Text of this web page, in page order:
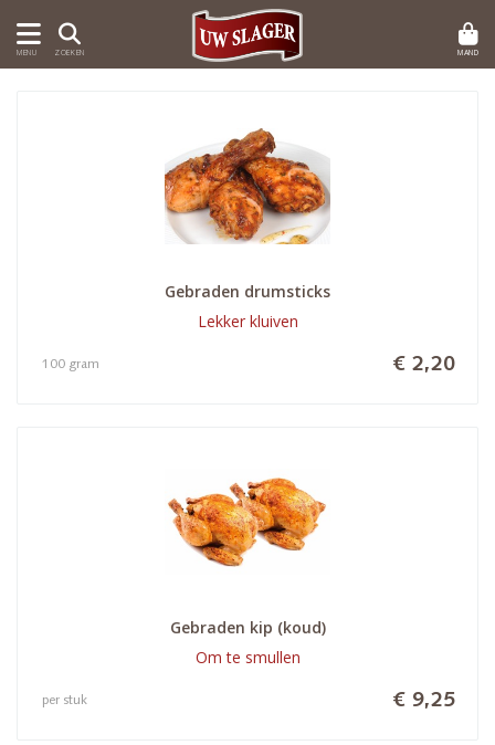
MENU ZOEKEN MAND
Gebraden drumsticks
Lekker kluiven
€ 2,20
100 gram
Gebraden kip (koud)
Om te smullen
€ 9,25
per stuk